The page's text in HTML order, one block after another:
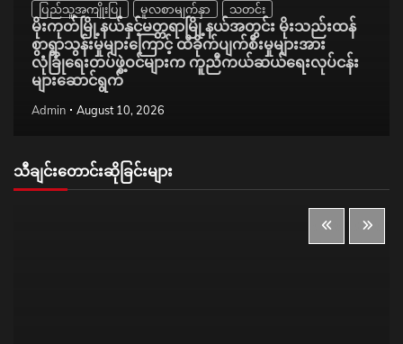
ပြည်သူ့အကျိုးပြု မူလစာမျက်နှာ သတင်း
မိုးကုတ်မြို့နယ်နှင့်မတ္တရာမြို့နယ်အတွင်း မိုးသည်းထန်
စွာရွာသွန်းမှုများကြောင့် ထိခိုက်ပျက်စီးမှုများအား
လုံခြုံရေးတပ်ဖွဲ့ဝင်များက ကူညီကယ်ဆယ်ရေးလုပ်ငန်း
များဆောင်ရွက်
Admin August 10, 2026
သီချင်းတောင်းဆိုခြင်းများ